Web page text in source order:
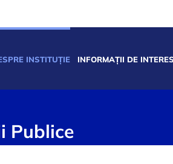
INSTITUȚIE INFORMAȚII DE
Publice